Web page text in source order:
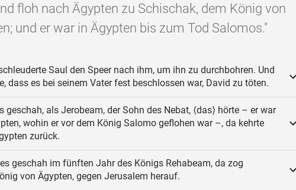
floh nach Ägypten zu Schischak, dem König von
und er war in Ägypten bis zum Tod Salomos."
Saul den Speer nach ihm, um ihn zu durchbohren. Und
dass es bei seinem Vater fest beschlossen war, David zu töten.
geschah, als Jerobeam, der Sohn des Nebat, ⟨das⟩ hörte – er war
wohin er vor dem König Salomo geflohen war –, da kehrte
zurück.
geschah im fünften Jahr des Königs Rehabeam, da zog
von Ägypten, gegen Jerusalem herauf.